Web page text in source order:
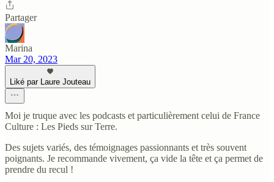
Partager
Marina
Mar 20, 2023
Liké par Laure Jouteau
Moi je truque avec les podcasts et particulièrement celui de France
Culture : Les Pieds sur Terre.
Des sujets variés, des témoignages passionnants et très souvent
poignants. Je recommande vivement, ça vide la tête et ça permet de
prendre du recul !